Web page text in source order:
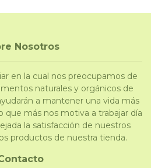
Nosotros
en la cual nos preocupamos de
naturales y orgánicos de
a mantener una vida más
que más nos motiva a trabajar día
la satisfacción de nuestros
productos de nuestra tienda.